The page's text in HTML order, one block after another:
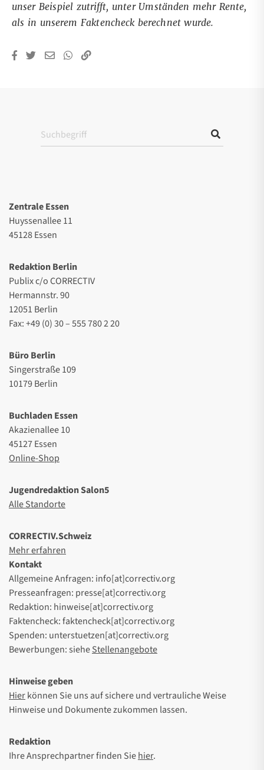
unser Beispiel zutrifft, unter Umständen mehr Rente,
als in unserem Faktencheck berechnet wurde.
Zentrale Essen
Huyssenallee 11
45128 Essen
Redaktion Berlin
Publix c/o CORRECTIV
Hermannstr. 90
12051 Berlin
Fax: +49 (0) 30 – 555 780 2 20
Büro Berlin
Singerstraße 109
10179 Berlin
Buchladen Essen
Akazienallee 10
45127 Essen
Online-Shop
Jugendredaktion Salon5
Alle Standorte
CORRECTIV.Schweiz
Mehr erfahren
Kontakt
Allgemeine Anfragen: info[at]correctiv.org
Presseanfragen: presse[at]correctiv.org
Redaktion: hinweise[at]correctiv.org
Faktencheck: faktencheck[at]correctiv.org
Spenden: unterstuetzen[at]correctiv.org
Bewerbungen: sieheStellenangebote
Hinweise geben
Hierkönnen Sie uns auf sichere und vertrauliche Weise
Hinweise und Dokumente zukommen lassen.
Redaktion
Ihre Ansprechpartner finden Siehier.